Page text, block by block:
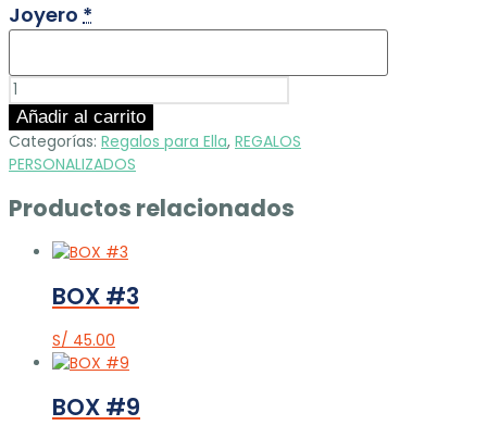
Joyero *
BOX
#18
cantidad
Añadir al carrito
Categorías: Regalos para Ella, REGALOS
PERSONALIZADOS
Productos relacionados
BOX #3
S/ 45.00
BOX #9